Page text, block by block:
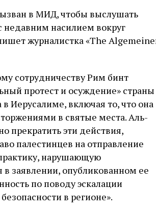
в МИД, чтобы выслушать
недавним насилием вокруг
журналистка «The
сотрудничеству Рим бинт
протест и осуждение» страны
Иерусалиме, включая то, что она
в святые места. Аль-
прекратить эти действия,
палестинцев на отправление
нарушающую
в заявлении, опубликованном ее
по поводу эскалации
в регионе».
обезьян
или следствие выдающихся
книги. Перед нами, видимо,
Задача которого может быть
так: создание фальшивой
имеющей
социалистические корни в
«сионистам
разговор
Григорий
погромов
местам
частности,
стену. Он,
необычайное
отказался
самым не
5 августа
Ицкович